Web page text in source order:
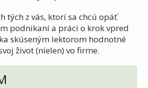
tých z vás, ktorí sa chcú opäť
podnikaní a práci o krok vpred
skúseným lektorom hodnotné
život (nielen) vo firme.